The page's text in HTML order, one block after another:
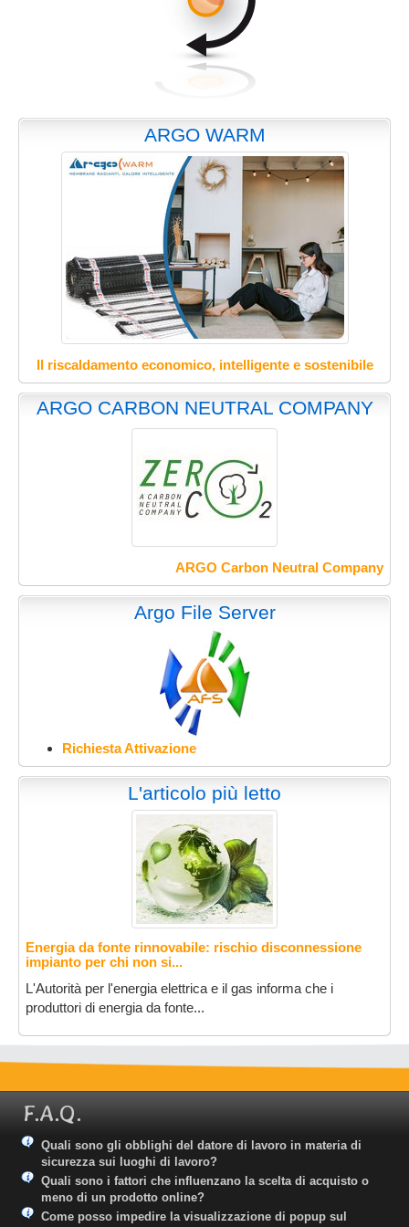
ARGO WARM
Il riscaldamento economico, intelligente e sostenibile
ARGO CARBON NEUTRAL COMPANY
ARGO Carbon Neutral Company
Argo File Server
Richiesta Attivazione
L'articolo più letto
Energia da fonte rinnovabile: rischio disconnessione
impianto per chi non si...
L'Autorità per l'energia elettrica e il gas informa che i
produttori di energia da fonte...
F.A.Q.
Quali sono gli obblighi del datore di lavoro in materia di
sicurezza sui luoghi di lavoro?
Quali sono i fattori che influenzano la scelta di acquisto o
meno di un prodotto online?
Come posso impedire la visualizzazione di popup sul